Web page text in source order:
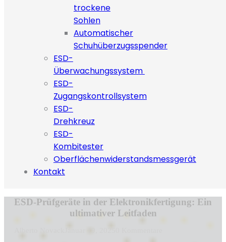
trockene
Sohlen
Automatischer
Schuhüberzugsspender
ESD-
Überwachungssystem
ESD-
Zugangskontrollsystem
ESD-
Drehkreuz
ESD-
Kombitester
Oberflächenwiderstandsmessgerät
Kontakt
ESD-Prüfgeräte in der Elektronikfertigung: Ein
ultimativer Leitfaden